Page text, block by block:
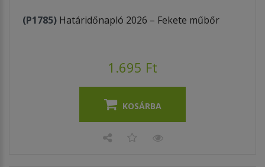
(P1785) Határidőnapló 2026 – Fekete műbőr
1.695 Ft
KOSÁRBA